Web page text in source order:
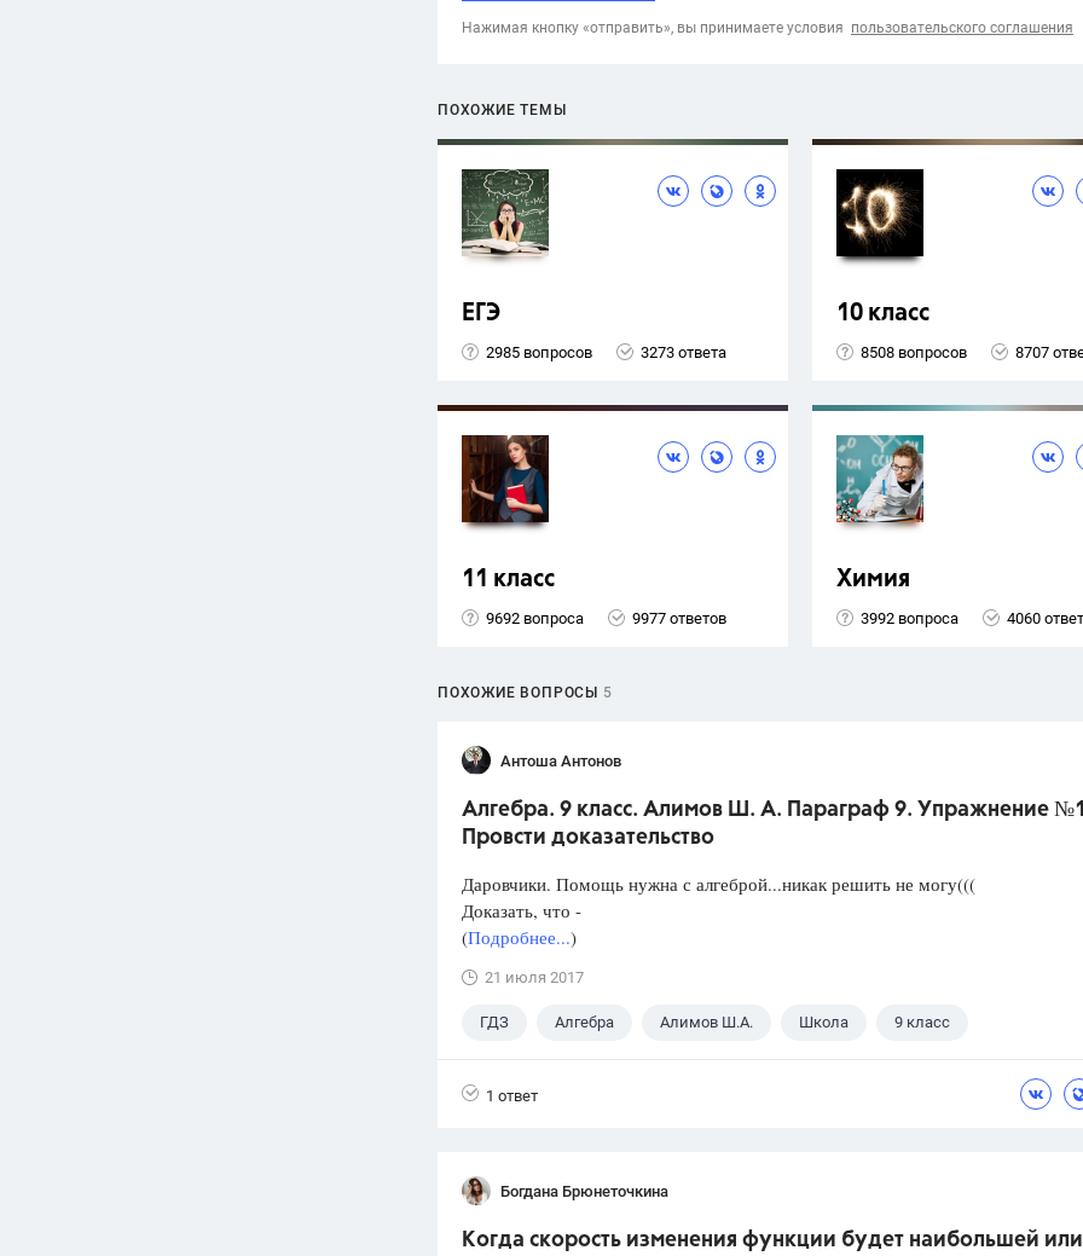
Нажимая кнопку «отправить», вы принимаете условия пользовательского соглашения
ПОХОЖИЕ ТЕМЫ
ЕГЭ
2985 вопросов 3273 ответа
10 класс
8508 вопросов 8707
11 класс
9692 вопроса 9977 ответов
Химия
3992 вопроса 4060
ПОХОЖИЕ ВОПРОСЫ 5
Антоша Антонов
Алгебра. 9 класс. Алимов Ш. А. Параграф 9. Упражнение
Провсти доказательство
Даровчики. Помощь нужна с алгеброй...никак решить не могу(((
Доказать, что -
(Подробнее...)
21 июля 2017
ГДЗ Алгебра Алимов Ш.А. Школа 9 класс
1 ответ
Богдана Брюнеточкина
Когда скорость изменения функции будет наибольшей или